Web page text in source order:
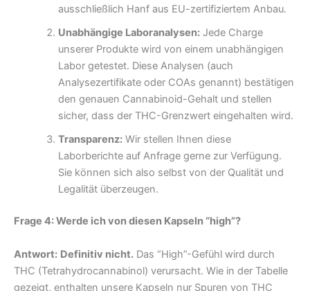
ausschließlich Hanf aus EU-zertifiziertem Anbau.
Unabhängige Laboranalysen:Jede Charge
unserer Produkte wird von einem unabhängigen
Labor getestet. Diese Analysen (auch
Analysezertifikate oder COAs genannt) bestätigen
den genauen Cannabinoid-Gehalt und stellen
sicher, dass der THC-Grenzwert eingehalten wird.
Transparenz:Wir stellen Ihnen diese
Laborberichte auf Anfrage gerne zur Verfügung.
Sie können sich also selbst von der Qualität und
Legalität überzeugen.
Frage 4: Werde ich von diesen Kapseln “high”?
Antwort: Definitiv nicht. Das “High”-Gefühl wird durch
THC (Tetrahydrocannabinol) verursacht. Wie in der Tabelle
gezeigt, enthalten unsere Kapseln nur Spuren von THC